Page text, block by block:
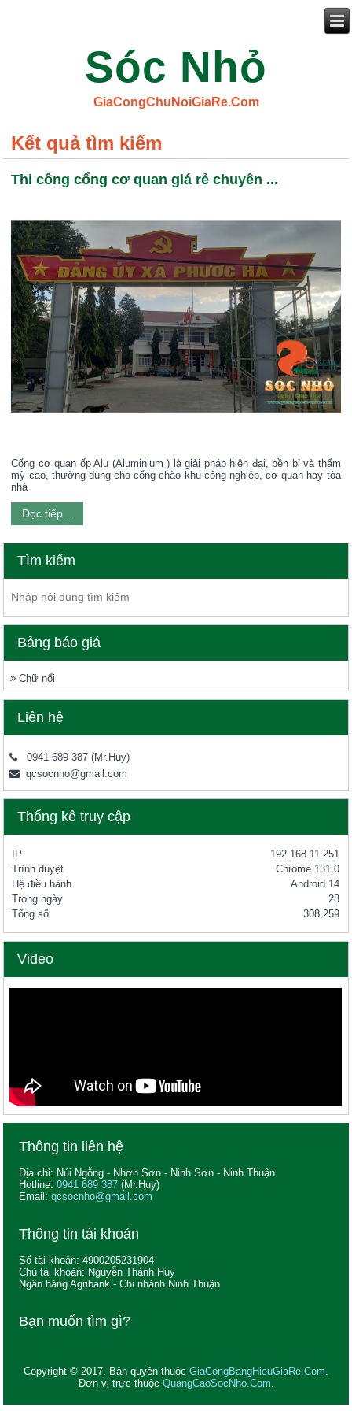
Sóc Nhỏ
GiaCongChuNoiGiaRe.Com
Kết quả tìm kiếm
Thi công cổng cơ quan giá rẻ chuyên ...
Cổng cơ quan ốp Alu (Aluminium ) là giải pháp hiện đại, bền bỉ và thẩm
mỹ cao, thường dùng cho cổng chào khu công nghiệp, cơ quan hay tòa
nhà
Đọc tiếp...
Tìm kiếm
Bảng báo giá
Chữ nổi
Liên hệ
0941 689 387 (Mr.Huy)
qcsocnho@gmail.com
Thống kê truy cập
IP
192.168.11.251
Trình duyệt
Chrome 131.0
Hệ điều hành
Android 14
Trong ngày
28
Tổng số
308,259
Video
Thông tin liên hệ
Địa chỉ: Núi Ngỗng - Nhơn Sơn - Ninh Sơn - Ninh Thuận
Hotline:0941 689 387 (Mr.Huy)
Email:qcsocnho@gmail.com
Thông tin tài khoản
Số tài khoản: 4900205231904
Chủ tài khoản: Nguyễn Thành Huy
Ngân hàng Agribank - Chi nhánh Ninh Thuận
Bạn muốn tìm gì?
Copyright © 2017. Bản quyền thuộc GiaCongBangHieuGiaRe.Com
Đơn vị trực thuộc QuangCaoSocNho.Com